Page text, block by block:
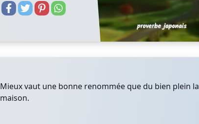
Mieux vaut une bonne renommée que du bien plein la
maison.